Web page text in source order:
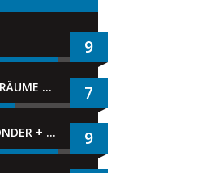
9
TOMODACHI LIFE: WO TRÄUME WAHR WERDEN 7
SUPER MARIO BROS. WONDER + GEMEINSAM IM BELLABEL-PARK 9